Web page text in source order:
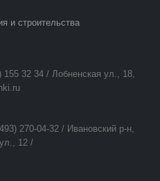
и строительства
32 34 / Лобненская ул., 18,
270-04-32 / Ивановский р-н,
12 /